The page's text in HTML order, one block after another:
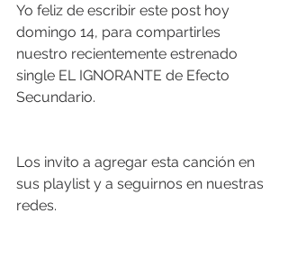
Yo feliz de escribir este post hoy
domingo 14, para compartirles
nuestro recientemente estrenado
single EL IGNORANTE de Efecto
Secundario.
Los invito a agregar esta canción en
sus playlist y a seguirnos en nuestras
redes.